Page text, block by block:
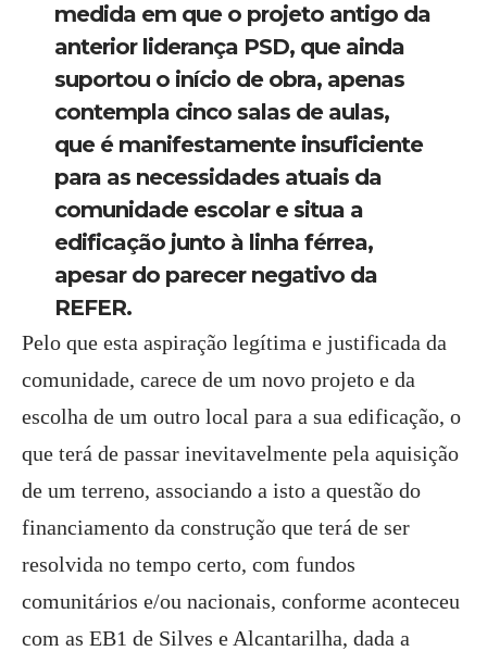
medida em que o projeto antigo da
anterior liderança PSD, que ainda
suportou o início de obra, apenas
contempla cinco salas de aulas,
que é manifestamente insuficiente
para as necessidades atuais da
comunidade escolar e situa a
edificação junto à linha férrea,
apesar do parecer negativo da
REFER.
Pelo que esta aspiração legítima e justificada da
comunidade, carece de um novo projeto e da
escolha de um outro local para a sua edificação, o
que terá de passar inevitavelmente pela aquisição
de um terreno, associando a isto a questão do
financiamento da construção que terá de ser
resolvida no tempo certo, com fundos
comunitários e/ou nacionais, conforme aconteceu
com as EB1 de Silves e Alcantarilha, dada a